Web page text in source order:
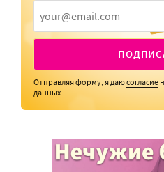
Отправляя форму, я даюсогласие
данных